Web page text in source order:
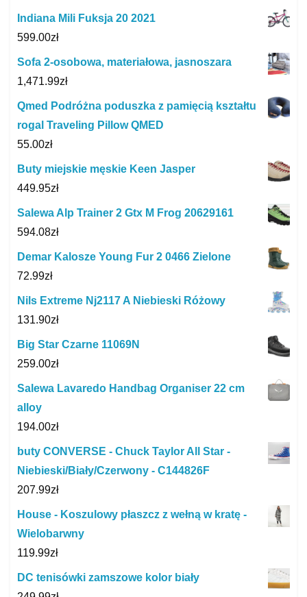
Indiana Mili Fuksja 20 2021
599.00zł
Sofa 2-osobowa, materiałowa, jasnoszara
1,471.99zł
Qmed Podróżna poduszka z pamięcią kształtu
rogal Traveling Pillow QMED
55.00zł
Buty miejskie męskie Keen Jasper
449.95zł
Salewa Alp Trainer 2 Gtx M Frog 20629161
594.08zł
Demar Kalosze Young Fur 2 0466 Zielone
72.99zł
Nils Extreme Nj2117 A Niebieski Różowy
131.90zł
Big Star Czarne 11069N
259.00zł
Salewa Lavaredo Handbag Organiser 22 cm
alloy
194.00zł
buty CONVERSE - Chuck Taylor All Star -
Niebieski/Biały/Czerwony - C144826F
207.99zł
House - Koszulowy płaszcz z wełną w kratę -
Wielobarwny
119.99zł
DC tenisówki zamszowe kolor biały